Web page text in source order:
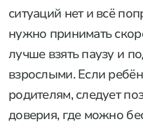
ситуаций нет и всё
нужно принимать
лучше взять паузу и
взрослыми. Если
родителям, следует
доверия, где можно